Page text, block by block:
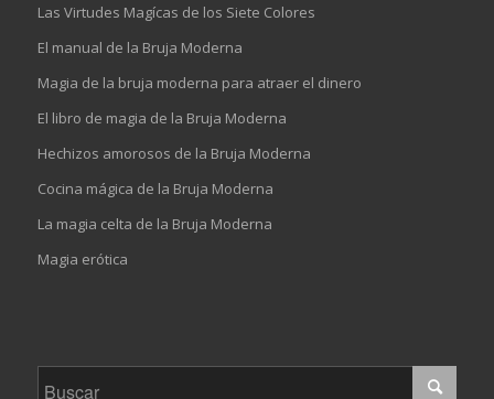
Las Virtudes Magícas de los Siete Colores
El manual de la Bruja Moderna
Magia de la bruja moderna para atraer el dinero
El libro de magia de la Bruja Moderna
Hechizos amorosos de la Bruja Moderna
Cocina mágica de la Bruja Moderna
La magia celta de la Bruja Moderna
Magia erótica